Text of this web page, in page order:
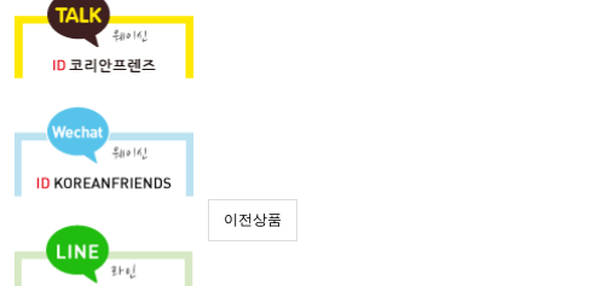
이전상품